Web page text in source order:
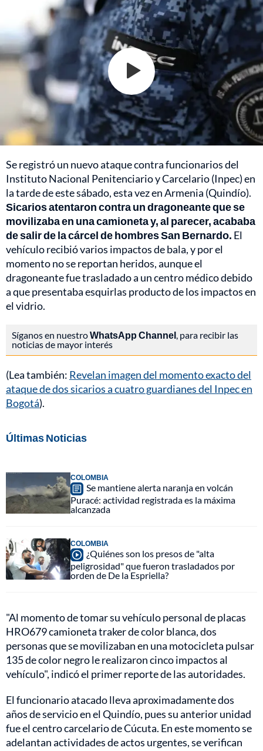
Se registró un nuevo ataque contra funcionarios del
Instituto Nacional Penitenciario y Carcelario (Inpec) en
la tarde de este sábado, esta vez en Armenia (Quindío).
Sicarios atentaron contra un dragoneante que se
movilizaba en una camioneta y, al parecer, acababa
de salir de la cárcel de hombres San Bernardo. El
vehículo recibió varios impactos de bala, y por el
momento no se reportan heridos, aunque el
dragoneante fue trasladado a un centro médico debido
a que presentaba esquirlas producto de los impactos en
el vidrio.
Síganos en nuestroWhatsApp Channel , para recibir las
noticias de mayor interés
(Lea también: Revelan imagen del momento exacto del
ataque de dos sicarios a cuatro guardianes del Inpec en
Bogotá).
Últimas Noticias
COLOMBIA
Se mantiene alerta naranja en volcán
Puracé: actividad registrada es la máxima
alcanzada
COLOMBIA
¿Quiénes son los presos de "alta
peligrosidad" que fueron trasladados por
orden de De la Espriella?
"Al momento de tomar su vehículo personal de placas
HRO679 camioneta traker de color blanca, dos
personas que se movilizaban en una motocicleta pulsar
135 de color negro le realizaron cinco impactos al
vehículo", indicó el primer reporte de las autoridades.
El funcionario atacado lleva aproximadamente dos
años de servicio en el Quindío, pues su anterior unidad
fue el centro carcelario de Cúcuta. En este momento se
adelantan actividades de actos urgentes, se verifican